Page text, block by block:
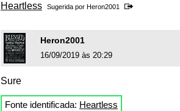
Heartless Sugerida por Heron2001
Heron2001
16/09/2019 às 20:29
Sure
Fonte identificada: Heartless